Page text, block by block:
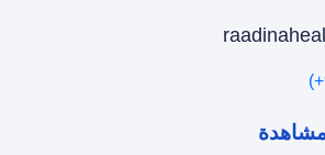
مشاهدة